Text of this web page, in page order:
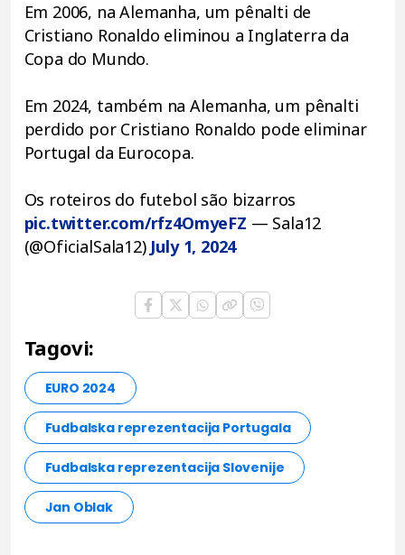
Em 2006, na Alemanha, um pênalti de
Cristiano Ronaldo eliminou a Inglaterra da
Copa do Mundo.
Em 2024, também na Alemanha, um pênalti
perdido por Cristiano Ronaldo pode eliminar
Portugal da Eurocopa.
Os roteiros do futebol são bizarros
pic.twitter.com/rfz4OmyeFZ — Sala12
(@OficialSala12) July 1, 2024
Tagovi:
EURO 2024
Fudbalska reprezentacija Portugala
Fudbalska reprezentacija Slovenije
Jan Oblak